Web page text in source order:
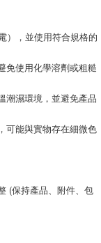
），並使用符合規格的
免使用化學溶劑或粗糙
潮濕環境，並避免產品
可能與實物存在細微色
(保持產品、附件、包